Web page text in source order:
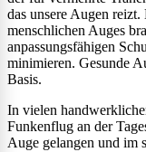
das unsere Augen
menschlichen Auges
anpassungsfähigen
minimieren. Gesunde
Basis.
In vielen
Funkenflug an der
Auge gelangen und im